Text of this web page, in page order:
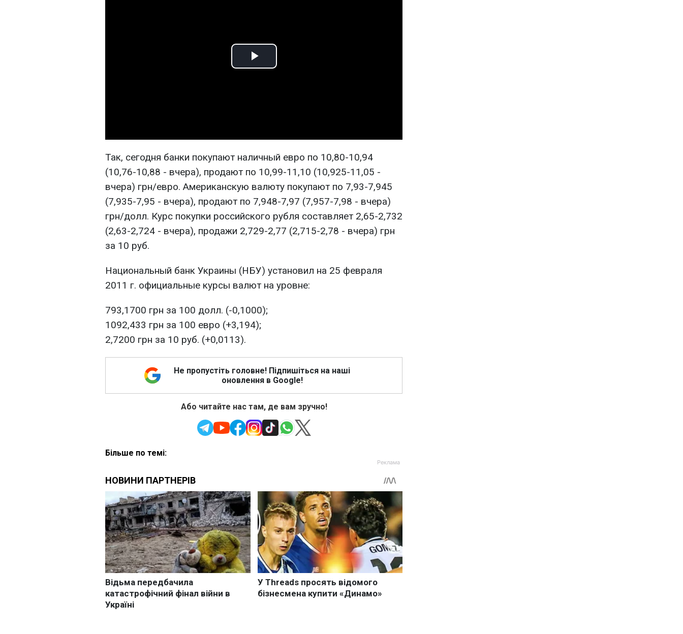
Play
Так, сегодня банки покупают наличный евро по 10,80-10,94
(10,76-10,88 - вчера), продают по 10,99-11,10 (10,925-11,05 -
вчера) грн/евро. Американскую валюту покупают по 7,93-7,945
(7,935-7,95 - вчера), продают по 7,948-7,97 (7,957-7,98 - вчера)
грн/долл. Курс покупки российского рубля составляет 2,65-2,732
(2,63-2,724 - вчера), продажи 2,729-2,77 (2,715-2,78 - вчера) грн
за 10 руб.
Национальный банк Украины (НБУ) установил на 25 февраля
2011 г. официальные курсы валют на уровне:
793,1700 грн за 100 долл. (-0,1000);
1092,433 грн за 100 евро (+3,194);
2,7200 грн за 10 руб. (+0,0113).
Не пропустіть головне! Підпишіться на наші
оновлення в Google!
Або читайте нас там, де вам зручно!
Більше по темі: